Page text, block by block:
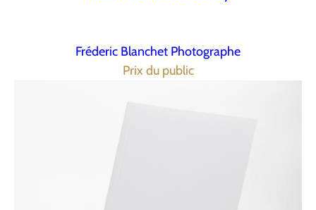
Fréderic Blanchet Photographe
Prix du public